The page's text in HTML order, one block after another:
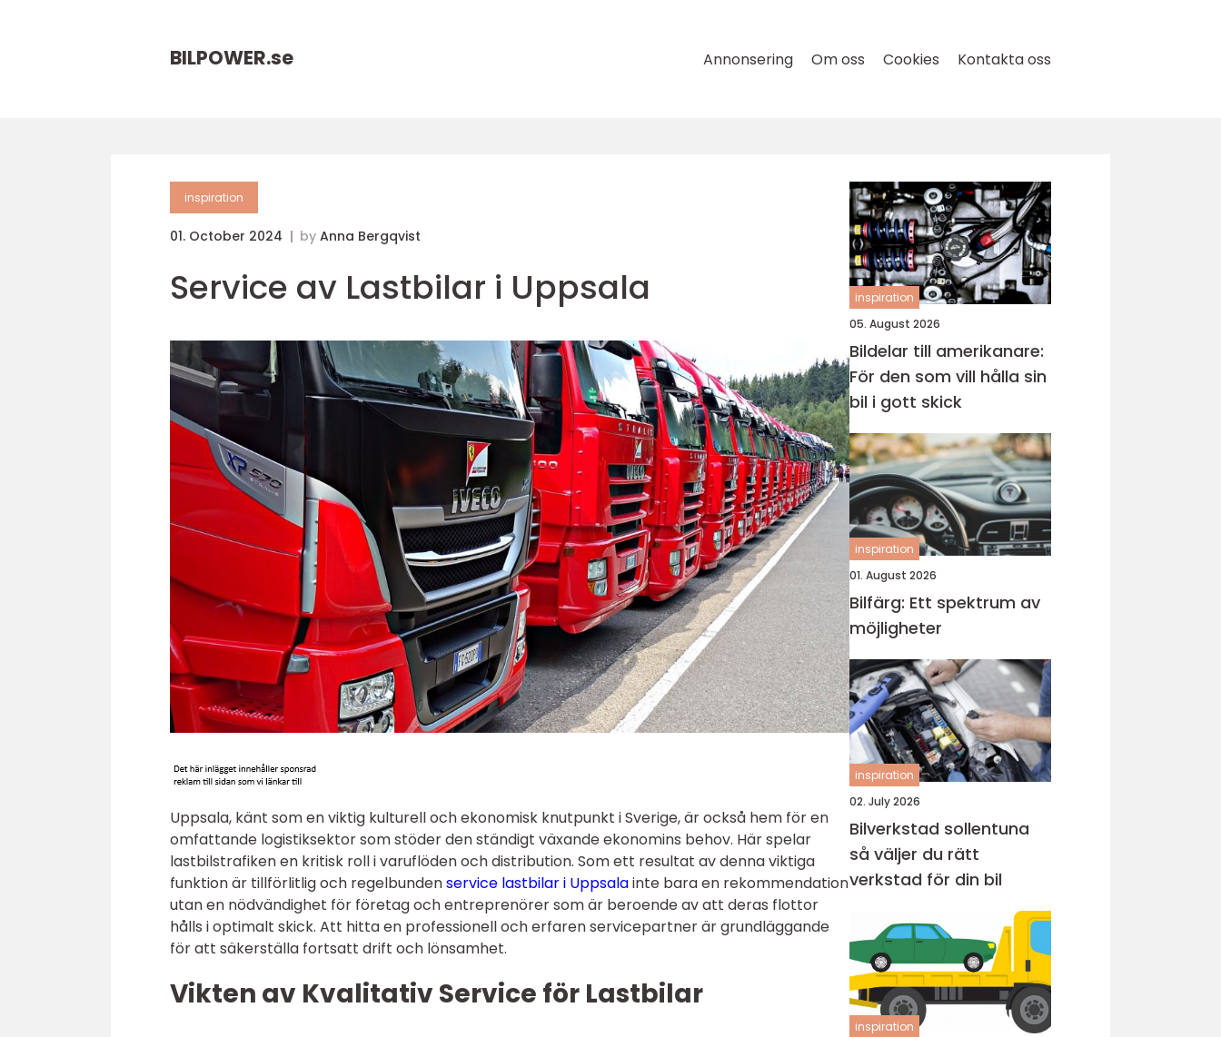
BILPOWER.se Annonsering Om oss Cookies Kontakta oss
inspiration
01. October 2024 by Anna Bergqvist
Service av Lastbilar i Uppsala
Uppsala, känt som en viktig kulturell och ekonomisk knutpunkt i Sverige, är också hem för en
omfattande logistiksektor som stöder den ständigt växande ekonomins behov. Här spelar
lastbilstrafiken en kritisk roll i varuflöden och distribution. Som ett resultat av denna viktiga
funktion är tillförlitlig och regelbundenservice lastbilar i Uppsalainte bara en rekommendation
utan en nödvändighet för företag och entreprenörer som är beroende av att deras flottor
hålls i optimalt skick. Att hitta en professionell och erfaren servicepartner är grundläggande
för att säkerställa fortsatt drift och lönsamhet.
Vikten av Kvalitativ Service för Lastbilar
inspiration
05. August 2026
Bildelar till amerikanare:
För den som vill hålla sin
bil i gott skick
inspiration
01. August 2026
Bilfärg: Ett spektrum av
möjligheter
inspiration
02. July 2026
Bilverkstad sollentuna
så väljer du rätt
verkstad för din bil
inspiration